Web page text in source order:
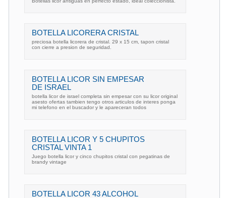
BOTELLA LICORERA CRISTAL
preciosa botella licorera de cristal. 29 x 15 cm, tapon cristal
con cierre a presion de seguridad.
BOTELLA LICOR SIN EMPESAR
DE ISRAEL
botella licor de israel completa sin empesar con su licor original
asesto ofertas tambien tengo otros articulos de interes ponga
mi telefono en el buscador y le apareceran todos
BOTELLA LICOR Y 5 CHUPITOS
CRISTAL VINTA 1
Juego botella licor y cinco chupitos cristal con pegatinas de
brandy vintage
BOTELLA LICOR 43 ALCOHOL